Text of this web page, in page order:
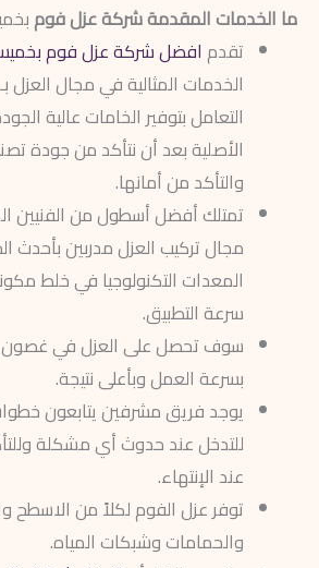
ما الخدمات المقدمة شركة عزل فوم
تقدم افضل شركة عزل فوم
الخدمات المثالية في مجال العزل
التعامل بتوفير الخامات عالية
الأصلية بعد أن نتأكد من جودة
والتأكد من أمانها.
تمتلك أفضل أسطول من
مجال تركيب العزل مدربين
المعدات التكنولوجيا في خلط
سرعة التطبيق.
سوف تحصل على العزل في غصون
بسرعة العمل وبأعلى نتيجة.
يوجد فريق مشرفين يتابعون
للتدخل عند حدوث أي مشكلة
عند الإنتهاء.
توفر عزل الفوم لكلاً من الاسطح
والحمامات وشبكات المياه.